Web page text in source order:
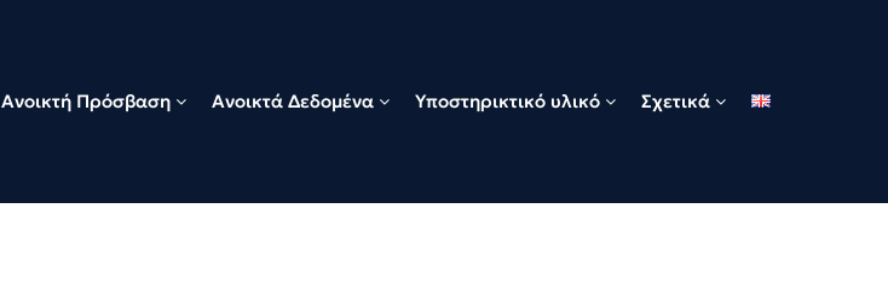
Ανοικτή Πρόσβαση Ανοικτά Δεδομένα Υποστηρικτικό υλικό Σχετικά